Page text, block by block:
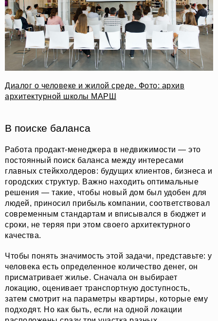
Диалог о человеке и жилой среде. Фото: архив
архитектурной школы МАРШ
В поиске баланса
Работа продакт-менеджера в недвижимости — это
постоянный поиск баланса между интересами
главных стейкхолдеров: будущих клиентов, бизнеса и
городских структур. Важно находить оптимальные
решения — такие, чтобы новый дом был удобен для
людей, приносил прибыль компании, соответствовал
современным стандартам и вписывался в бюджет и
сроки, не теряя при этом своего архитектурного
качества.
Чтобы понять значимость этой задачи, представьте: у
человека есть определенное количество денег, он
присматривает жилье. Сначала он выбирает
локацию, оценивает транспортную доступность,
затем смотрит на параметры квартиры, которые ему
подходят. Но как быть, если на одной локации